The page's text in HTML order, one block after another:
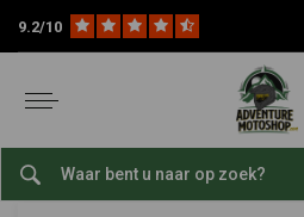
9.2/10
Reis Accessoires
bekijk alles van SW-
Drybag 180 Achtertas 18
0/5 (0 reviews)